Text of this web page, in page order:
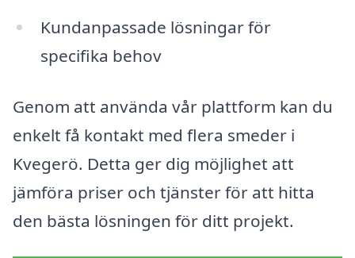
Kundanpassade lösningar för
specifika behov
Genom att använda vår plattform kan du
enkelt få kontakt med flera smeder i
Kvegerö. Detta ger dig möjlighet att
jämföra priser och tjänster för att hitta
den bästa lösningen för ditt projekt.